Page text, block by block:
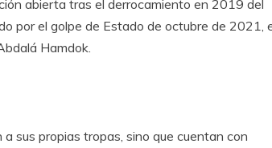
abierta tras el derrocamiento en 2019 del
por el golpe de Estado de octubre de 2021,
Hamdok.
sus propias tropas, sino que cuentan con